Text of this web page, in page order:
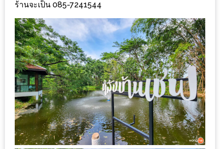
คน
เดิน
วัน
อาทิตย์
ท่าแพ
เชียงใหม่
CART
CHECKOUT
ร้านจะเป็น 085-7241544